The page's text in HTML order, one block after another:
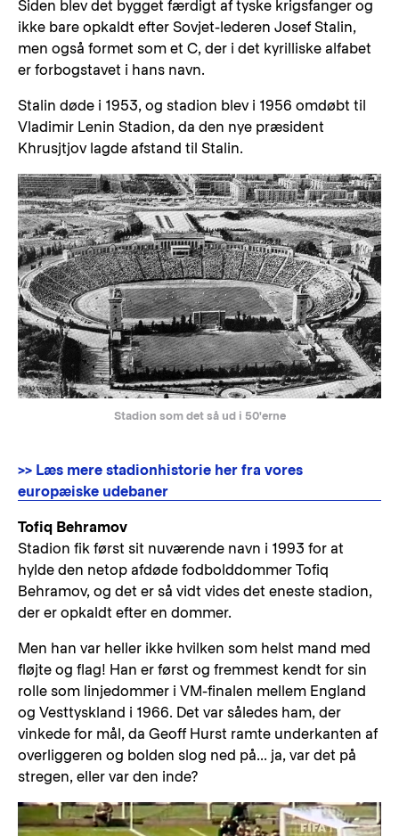
Siden blev det bygget færdigt af tyske krigsfanger og
ikke bare opkaldt efter Sovjet-lederen Josef Stalin,
men også formet som et C, der i det kyrilliske alfabet
er forbogstavet i hans navn.
Stalin døde i 1953, og stadion blev i 1956 omdøbt til
Vladimir Lenin Stadion, da den nye præsident
Khrusjtjov lagde afstand til Stalin.
Stadion som det så ud i 50'erne
>> Læs mere stadionhistorie her fra vores
europæiske udebaner
Tofiq Behramov
Stadion fik først sit nuværende navn i 1993 for at
hylde den netop afdøde fodbolddommer Tofiq
Behramov, og det er så vidt vides det eneste stadion,
der er opkaldt efter en dommer.
Men han var heller ikke hvilken som helst mand med
fløjte og flag! Han er først og fremmest kendt for sin
rolle som linjedommer i VM-finalen mellem England
og Vesttyskland i 1966. Det var således ham, der
vinkede for mål, da Geoff Hurst ramte underkanten af
overliggeren og bolden slog ned på... ja, var det på
stregen, eller var den inde?